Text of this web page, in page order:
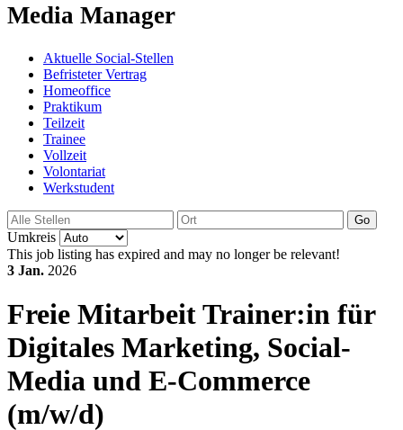
Media Manager
Aktuelle Social-Stellen
Befristeter Vertrag
Homeoffice
Praktikum
Teilzeit
Trainee
Vollzeit
Volontariat
Werkstudent
Go
Umkreis
This job listing has expired and may no longer be relevant!
3 Jan. 2026
Freie MitarbeitTrainer:in für
Digitales Marketing, Social-
Media und E-Commerce
(m/w/d)